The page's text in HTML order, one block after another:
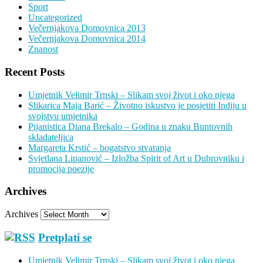
Sport
Uncategorized
Večernjakova Domovnica 2013
Večernjakova Domovnica 2014
Znanost
Recent Posts
Umjetnik Velimir Trnski – Slikam svoj život i oko njega
Slikarica Maja Barić – Životno iskustvo je posjetiti Indiju u
svojstvu umjetnika
Pijanistica Diana Brekalo – Godina u znaku Buntovnih
skladateljica
Margareta Krstić – bogatstvo stvaranja
Svjetlana Lipanović – Izložba Spirit of Art u Dubrovniku i
promocija poezije
Archives
Archives
Pretplati se
Umjetnik Velimir Trnski – Slikam svoj život i oko njega